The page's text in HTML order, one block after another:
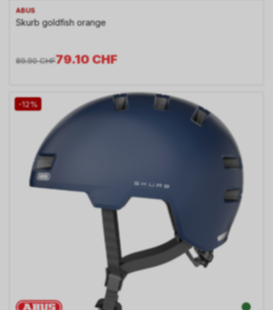
ABUS
Skurb goldfish orange
79.10CHF
89.90 CHF
-12%